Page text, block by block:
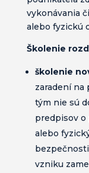
vykonávania
alebo fyzickú
Školenie
školenie
zaradení na
tým nie sú
predpisov
alebo
vzniku